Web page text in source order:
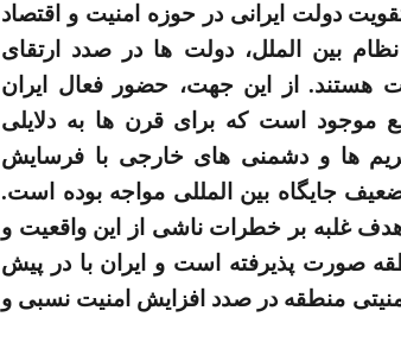
دولت ایرانی در حوزه امنیت و اقتصاد
بین­ الملل، دولت ­ها در صدد ارتقای
هستند. از این جهت، حضور فعال ایران
موجود است که برای قرن­ ها به دلایلی
­ها و دشمنی­ های خارجی با فرسایش
جایگاه بین ­المللی مواجه بوده­ است.
هدف غلبه بر خطرات ناشی از این واقعیت و
صورت پذیرفته ­است و ایران با در پیش
منطقه در صدد افزایش امنیت نسبی و